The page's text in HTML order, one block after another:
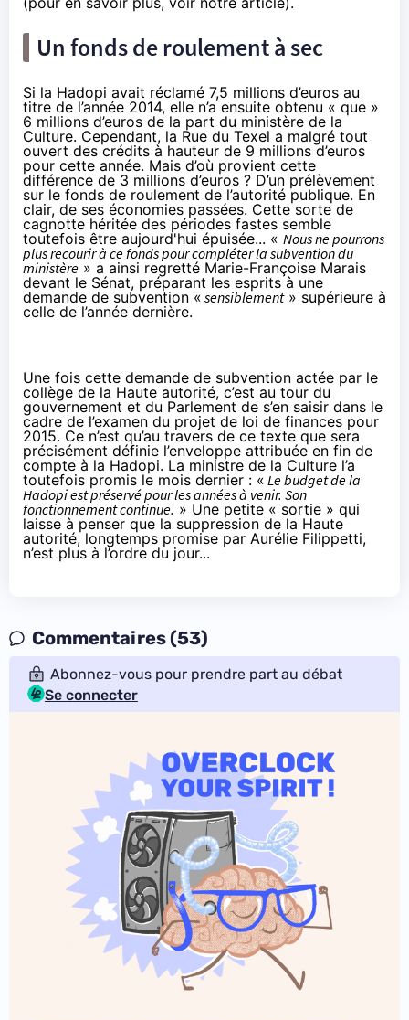
Un fonds de roulement à sec
Si la Hadopi avait réclamé 7,5 millions d’euros au
titre de l’année 2014, elle n’a ensuite obtenu « que »
6 millions d’euros de la part du ministère de la
Culture. Cependant, la Rue du Texel a malgré tout
ouvert des crédits à hauteur de 9 millions d’euros
pour cette année. Mais d’où provient cette
différence de 3 millions d’euros ? D’un prélèvement
sur le fonds de roulement de l’autorité publique. En
clair, de ses économies passées. Cette sorte de
cagnotte héritée des périodes fastes semble
toutefois être aujourd'hui épuisée... « Nous ne pourrons
plus recourir à ce fonds pour compléter la subvention du
ministère » a ainsi regretté Marie-Françoise Marais
devant le Sénat, préparant les esprits à une
demande de subvention « sensiblement» supérieure à
celle de l’année dernière.
Une fois cette demande de subvention actée par le
collège de la Haute autorité, c’est au tour du
gouvernement et du Parlement de s’en saisir dans le
cadre de l’examen du projet de loi de finances pour
2015. Ce n’est qu’au travers de ce texte que sera
précisément définie l’enveloppe attribuée en fin de
compte à la Hadopi. La ministre de la Culture l’a
toutefois promis le mois dernier : « Le budget de la
Hadopiest préservé pour les années à venir. Son
fonctionnement continue. » Une petite « sortie » qui
laisse à penser que la suppression de la Haute
autorité, longtemps promise par Aurélie Filippetti,
n’est plus à l’ordre du jour...
Commentaires (53)
Abonnez-vous pour prendre part au débat
Se connecter